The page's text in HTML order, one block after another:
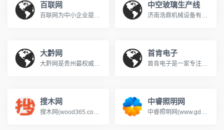
百联网
百联网为中小企业提供网络交易平台，提供海量供求信息、B2B行业资讯，优质贸易环境的交易平台，是企业首选B2B电子商务平台免费发布信息，免费企业建站www.hdblfz.com
中空玻璃生产线
济南浩鼎机械设备有限公司（手机：18660429116）专注生产中空玻璃设备，中空玻璃生产线，中空玻璃清洗机。10年来我们不断的努力，不断的提高中空玻璃设备和中空玻璃生产线的质量和服务质量。我们真诚的希望广大中空玻璃设备和中空玻璃清洗机用户前来我厂实地考察，我们期待与您合作！！！免费咨询电话：400-6876-918。
大黔网
大黔网是贵州最权威的应用型城市生活门户网站，以传播贵州旅游、贵州生活、贵州文化的信息和贵州城市时尚消费信息为主，为网友提供最贵州本土最时尚、最实用的生活信息。大黔网是贵州省文化厅、贵州省商务厅、贵阳市人民政府网站、贵阳市商务局、贵阳市食品药品监督管理局和贵州省餐饮行业商会、贵阳市美容美发化妆品行业协会、贵阳市旅游商品协会、贵阳市摄影行业协会等单位支持的本土第一网络平台。
首肯电子
首肯电子是一家专注品牌风机一站式采购的供应商，销售近万种风机商品，近4000平方仓储，提供快速响应专业而可靠的风机供应链解决方案系德国ebmpapst依必安派特代理&nbsp;经销囊括SUNON建准 ,ADDA协禧,SANYO山洋, NMB美蓓亚, BI-SONIC百瑞,SOKFAN......经营范围：包括直流风机，交流风机，EC风机，轴流风机, 离心风机，横流风机，鼓风机，空调风机，AHU风机等工业风机风扇产品应用于：通风、空调设备、制冷、制热，供暖、电气自动化、变频器、机箱机柜 、电子设备
搜木网
搜木网(wood365.com)，原木板材全产业链电商交易平台。全程人工免费帮您找全国最合适的货源。木业行业免费搜货、低价买货的电商服务平台。www.wood365.com
中睿照明网
中睿照明网(www.gdzrlj.com)提供全方位的照明产业资讯、照明品牌、照明方案、照明技术等信息, 助您实时了解最新照明行业的动态,把握市场信息。